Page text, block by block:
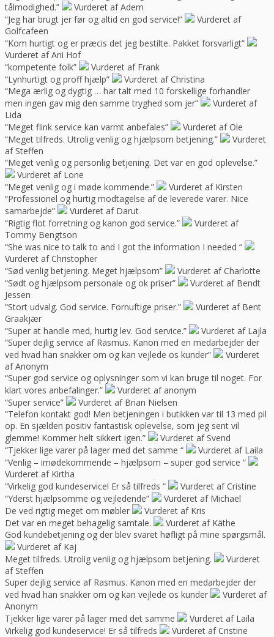
tålmodighed.”
Vurderet af Adem
“Jeg har brugt jer før og altid en god service!”
Vurderet af
Golfcafeen
“Kom hurtigt og er præcis det jeg bestilte. Pakket forsvarligt”
Vurderet af Ani Hof
“kompetente folk”
Vurderet af Frank
“Lynhurtigt og proff hjælp”
Vurderet af Christina
“Mega ærlig og dygtig … har talt med 10 forskellige forhandler
men ingen gav mig den samme tryghed som jer”
Vurderet af
Lida
“Meget flink service kan varmt anbefales”
Vurderet af Ole
“Meget tilfreds. Utrolig venlig og hjælpsom betjening.”
Vurderet
af Steffen
“Meget venlig og personlig betjening. Det var en god oplevelse.”
Vurderet af Lone
“Meget venlig og i møde kommende.”
Vurderet af Kirsten
“Professionel og hurtig modtagelse af de leverede varer. Nice
samarbejde”
Vurderet af Darut
“Rigtig flot forretning og kanon god service.”
Vurderet af
Tommy Bengtson
“She was nice to talk to and I got the information I needed “
Vurderet af Christopher
“Sød venlig betjening. Meget hjælpsom”
Vurderet af Charlotte
“Sødt og hjælpsom personale og ok priser”
Vurderet af Bendt
Jessen
“Stort udvalg. God service. Fornuftige priser.”
Vurderet af Bent
Graakjær
“Super at handle med, hurtig lev. God service.”
Vurderet af Lajla
“Super dejlig service af Rasmus. Kanon med en medarbejder der
ved hvad han snakker om og kan vejlede os kunder”
Vurderet
af Anonym
“Super god service og oplysninger som vi kan bruge til noget. For
klart vores anbefalinger.”
Vurderet af anonym
“Super service”
Vurderet af Brian Nielsen
“Telefon kontakt god! Men betjeningen i butikken var til 13 med pil
op. En sjælden positiv fantastisk oplevelse, som jeg sent vil
glemme! Kommer helt sikkert igen.”
Vurderet af Svend
“Tjekker lige varer på lager med det samme “
Vurderet af Laila
“Venlig – imødekommende – hjælpsom – super god service “
Vurderet af Kirtha
“Virkelig god kundeservice! Er så tilfreds “
Vurderet af Cristine
“Yderst hjælpsomme og vejledende”
Vurderet af Michael
De ved rigtig meget om møbler
Vurderet af Kris
Det var en meget behagelig samtale.
Vurderet af Käthe
God kundebetjening og der blev svaret høfligt på mine spørgsmål.
Vurderet af Kaj
Meget tilfreds. Utrolig venlig og hjælpsom betjening.
Vurderet
af Steffen
Super dejlig service af Rasmus. Kanon med en medarbejder der
ved hvad han snakker om og kan vejlede os kunder
Vurderet af
Anonym
Tjekker lige varer på lager med det samme
Vurderet af Laila
Virkelig god kundeservice! Er så tilfreds
Vurderet af Cristine